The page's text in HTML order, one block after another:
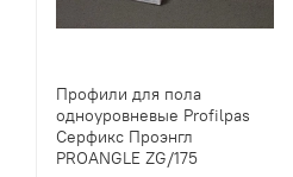
Профили для пола
одноуровневые Profilpas
Серфикс Проэнгл
PROANGLE ZG/175